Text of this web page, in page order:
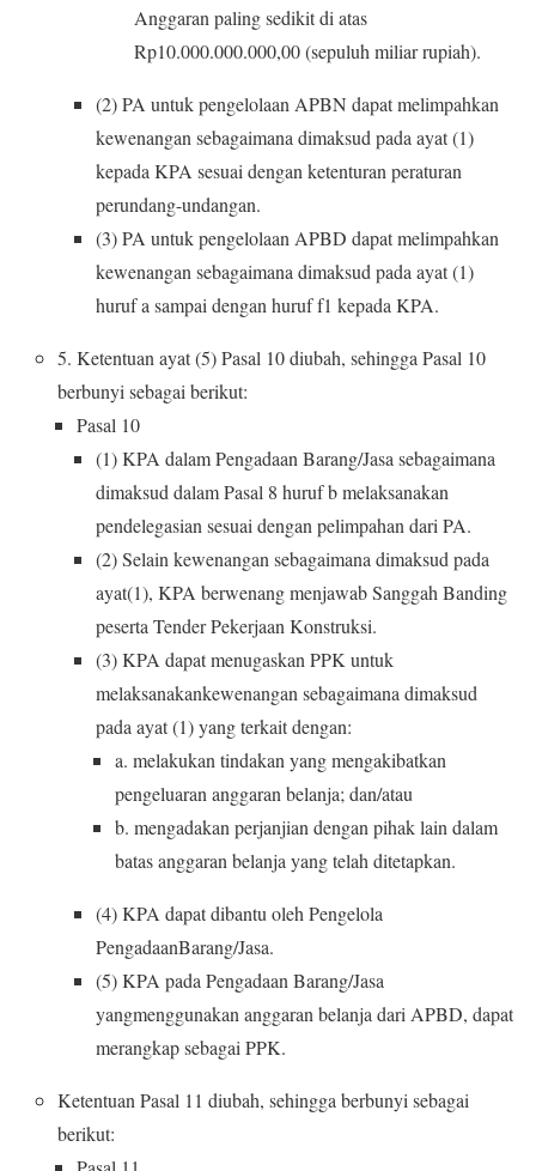
Anggaran paling sedikit di atas
Rp10.000.000.000,00 (sepuluh miliar rupiah).
(2) PA untuk pengelolaan APBN dapat melimpahkan
kewenangan sebagaimana dimaksud pada ayat (1)
kepada KPA sesuai dengan ketenturan peraturan
perundang-undangan.
(3) PA untuk pengelolaan APBD dapat melimpahkan
kewenangan sebagaimana dimaksud pada ayat (1)
huruf a sampai dengan huruf f1 kepada KPA.
5. Ketentuan ayat (5) Pasal 10 diubah, sehingga Pasal 10
berbunyi sebagai berikut:
Pasal 10
(1) KPA dalam Pengadaan Barang/Jasa sebagaimana
dimaksud dalam Pasal 8 huruf b melaksanakan
pendelegasian sesuai dengan pelimpahan dari PA.
(2) Selain kewenangan sebagaimana dimaksud pada
ayat(1), KPA berwenang menjawab Sanggah Banding
peserta Tender Pekerjaan Konstruksi.
(3) KPA dapat menugaskan PPK untuk
melaksanakankewenangan sebagaimana dimaksud
pada ayat (1) yang terkait dengan:
a. melakukan tindakan yang mengakibatkan
pengeluaran anggaran belanja; dan/atau
b. mengadakan perjanjian dengan pihak lain dalam
batas anggaran belanja yang telah ditetapkan.
(4) KPA dapat dibantu oleh Pengelola
PengadaanBarang/Jasa.
(5) KPA pada Pengadaan Barang/Jasa
yangmenggunakan anggaran belanja dari APBD, dapat
merangkap sebagai PPK.
Ketentuan Pasal 11 diubah, sehingga berbunyi sebagai
berikut: